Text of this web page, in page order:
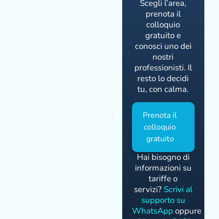
Scegli l’area,
prenota il
colloquio
gratuito e
conosci uno dei
nostri
professionisti. Il
resto lo decidi
tu, con calma.
Prenota il
colloquio
gratuito
Hai bisogno di
informazioni su
tariffe o
servizi? Scrivi al
supporto su
WhatsApp oppure